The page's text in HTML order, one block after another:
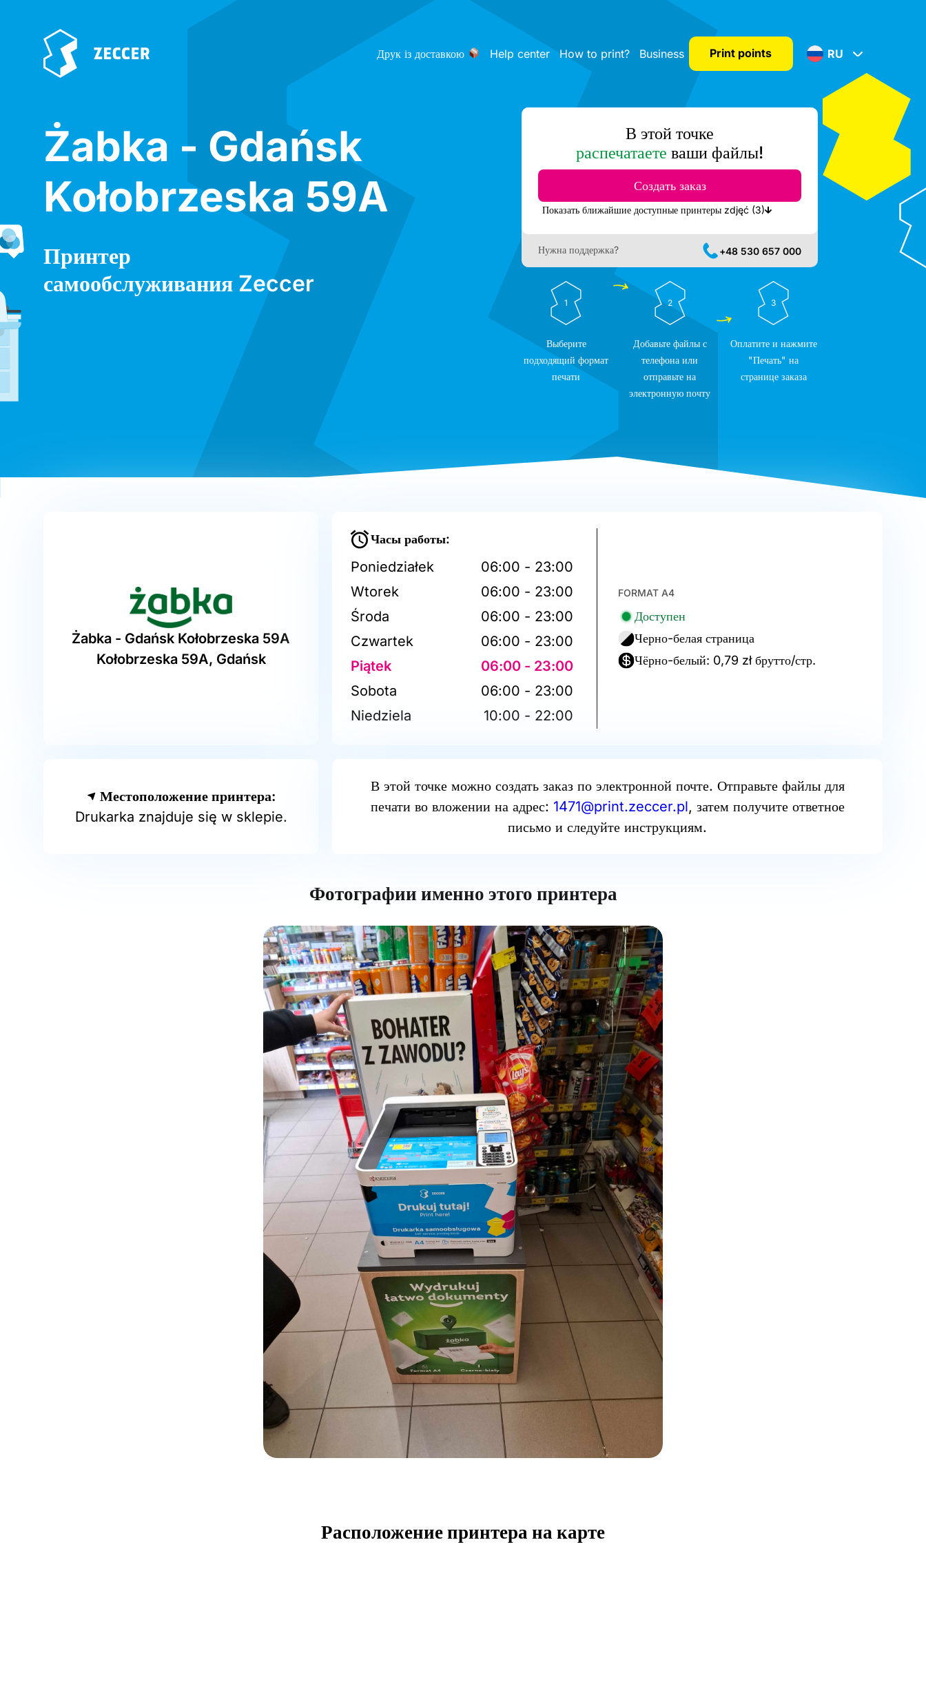
Друк із доставкою Help center How to print? Business Print points RU
Żabka - Gdańsk
Kołobrzeska 59A
Принтер
самообслуживания Zeccer
В этой точке
распечатаете ваши файлы!
Создать заказ
Показать ближайшие доступные принтеры zdjęć (3)
Нужна поддержка? +48 530 657 000
1
Выберите
подходящий формат
печати
2
Добавьте файлы с
телефона или
отправьте на
электронную почту
3
Оплатите и нажмите
"Печать" на
странице заказа
Żabka - Gdańsk Kołobrzeska 59A
Kołobrzeska 59A, Gdańsk
Часы работы:
Poniedziałek
06:00 - 23:00
Wtorek
06:00 - 23:00
Środa
06:00 - 23:00
Czwartek
06:00 - 23:00
Piątek
06:00 - 23:00
Sobota
06:00 - 23:00
Niedziela
10:00 - 22:00
FORMAT A4
Доступен
Черно-белая страница
Чёрно-белый: 0,79 zł брутто/стр.
Местоположение принтера:
Drukarka znajduje się w sklepie.
В этой точке можно создать заказ по электронной почте. Отправьте файлы для
печати во вложении на адрес: 1471@print.zeccer.pl, затем получите ответное
письмо и следуйте инструкциям.
Фотографии именно этого принтера
Расположение принтера на карте